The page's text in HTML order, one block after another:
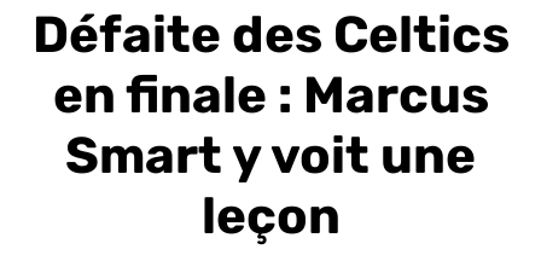
Défaite des Celtics
en finale : Marcus
Smart y voit une
leçon